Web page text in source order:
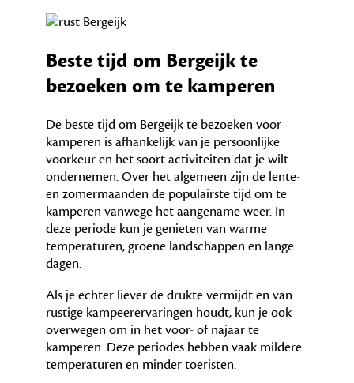
Beste tijd om Bergeijk te
bezoeken om te kamperen
De beste tijd om Bergeijk te bezoeken voor
kamperen is afhankelijk van je persoonlijke
voorkeur en het soort activiteiten dat je wilt
ondernemen. Over het algemeen zijn de lente-
en zomermaanden de populairste tijd om te
kamperen vanwege het aangename weer. In
deze periode kun je genieten van warme
temperaturen, groene landschappen en lange
dagen.
Als je echter liever de drukte vermijdt en van
rustige kampeerervaringen houdt, kun je ook
overwegen om in het voor- of najaar te
kamperen. Deze periodes hebben vaak mildere
temperaturen en minder toeristen.